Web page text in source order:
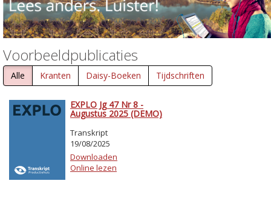
Voorbeeldpublicaties
Alle Kranten Daisy-Boeken Tijdschriften
EXPLO Jg 47 Nr 8 -
Augustus 2025 (DEMO)
Transkript
19/08/2025
Downloaden
Online lezen